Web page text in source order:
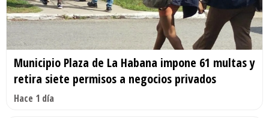
Municipio Plaza de La Habana impone 61 multas y
retira siete permisos a negocios privados
Hace 1 día